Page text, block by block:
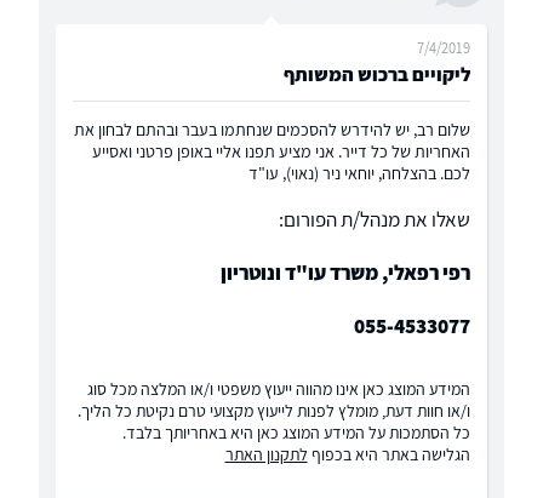
ליקויים ברכוש המשותף
7/4/2019
שלום רב, יש להידרש להסכמים שנחתמו בעבר ובהתם לבחון את
האחריות של כל דייר. אני מציע תפנו אליי באופן פרטני ואסייע
לכם. בהצלחה, יוחאי ניר (נאוי), עו"ד
שאלו את מנהל/ת הפורום:
רפי רפאלי, משרד עו"ד ונוטריון
055-4533077
המידע המוצג כאן אינו מהווה ייעוץ משפטי ו/או המלצה מכל סוג
ו/או חוות דעת, מומלץ לפנות לייעוץ מקצועי טרם נקיטת כל הליך.
כל הסתמכות על המידע המוצג כאן היא באחריותך בלבד.
הגלישה באתר היא בכפוף לתקנון האתר